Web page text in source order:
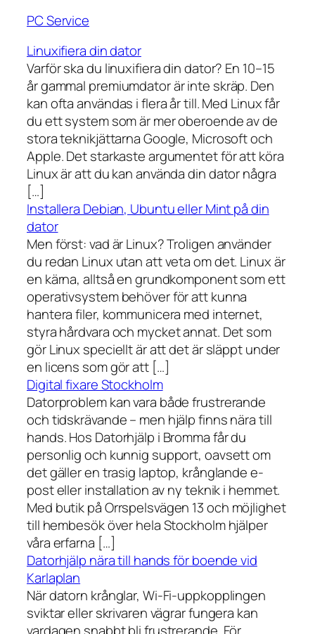
PC Service
Linuxifiera din dator
Varför ska du linuxifiera din dator? En 10–15
år gammal premiumdator är inte skräp. Den
kan ofta användas i flera år till. Med Linux får
du ett system som är mer oberoende av de
stora teknikjättarna Google, Microsoft och
Apple. Det starkaste argumentet för att köra
Linux är att du kan använda din dator några
[…]
Installera Debian, Ubuntu eller Mint på din
dator
Men först: vad är Linux? Troligen använder
du redan Linux utan att veta om det. Linux är
en kärna, alltså en grundkomponent som ett
operativsystem behöver för att kunna
hantera filer, kommunicera med internet,
styra hårdvara och mycket annat. Det som
gör Linux speciellt är att det är släppt under
en licens som gör att […]
Digital fixare Stockholm
Datorproblem kan vara både frustrerande
och tidskrävande – men hjälp finns nära till
hands. Hos Datorhjälp i Bromma får du
personlig och kunnig support, oavsett om
det gäller en trasig laptop, krånglande e-
post eller installation av ny teknik i hemmet.
Med butik på Orrspelsvägen 13 och möjlighet
till hembesök över hela Stockholm hjälper
våra erfarna […]
Datorhjälp nära till hands för boende vid
Karlaplan
När datorn krånglar, Wi-Fi-uppkopplingen
sviktar eller skrivaren vägrar fungera kan